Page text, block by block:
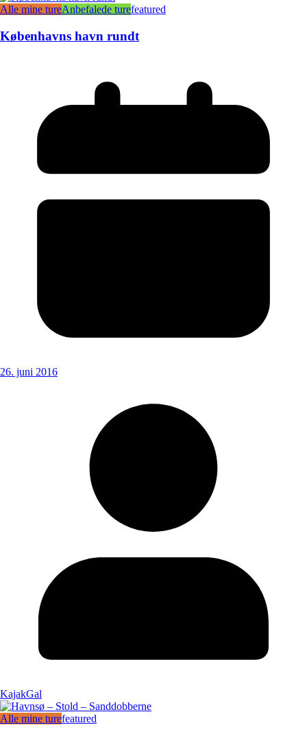
Alle mine tureAnbefalede turefeatured
Københavns havn rundt
26. juni 2016
KajakGal
Alle mine turefeatured